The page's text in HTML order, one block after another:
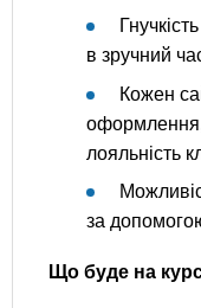
в зручний
Кожен
лояльність
за
Що буде на